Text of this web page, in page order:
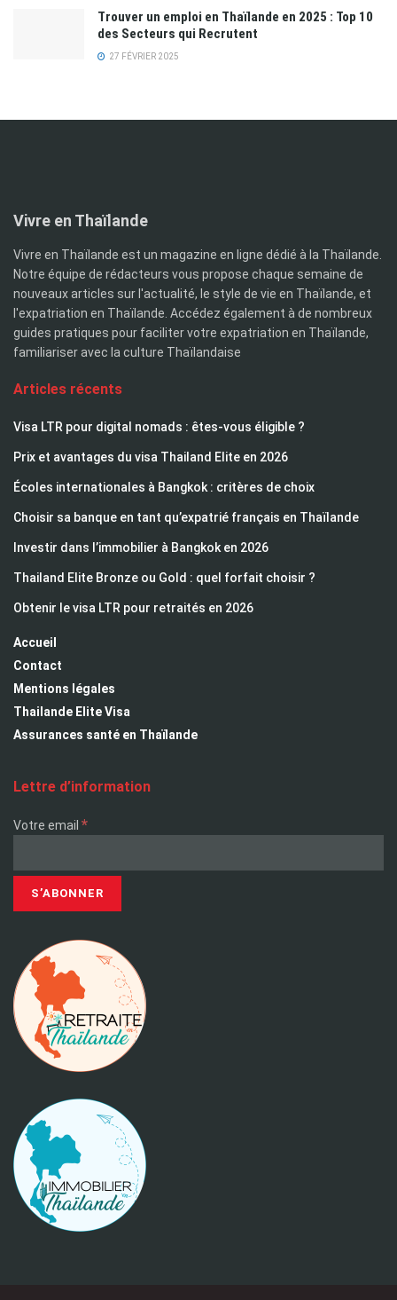
Trouver un emploi en Thaïlande en 2025 : Top 10
des Secteurs qui Recrutent
27 FÉVRIER 2025
Vivre en Thaïlande
Vivre en Thaïlande est un magazine en ligne dédié à la Thaïlande.
Notre équipe de rédacteurs vous propose chaque semaine de
nouveaux articles sur l'actualité, le style de vie en Thaïlande, et
l'expatriation en Thaïlande. Accédez également à de nombreux
guides pratiques pour faciliter votre expatriation en Thaïlande,
familiariser avec la culture Thaïlandaise
Articles récents
Visa LTR pour digital nomads : êtes-vous éligible ?
Prix et avantages du visa Thailand Elite en 2026
Écoles internationales à Bangkok : critères de choix
Choisir sa banque en tant qu’expatrié français en Thaïlande
Investir dans l’immobilier à Bangkok en 2026
Thailand Elite Bronze ou Gold : quel forfait choisir ?
Obtenir le visa LTR pour retraités en 2026
Accueil
Contact
Mentions légales
Thailande Elite Visa
Assurances santé en Thaïlande
Lettre d’information
Votre email *